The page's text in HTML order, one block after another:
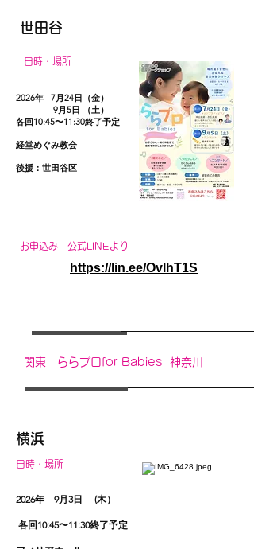
世田谷
日時・場所
2026年
7月24日（金）
9月5日 （土）
各回10:45〜11:30終了予定 ​
経堂めぐみ教会
​後援：世田谷区
お申込み 公式LINEより
https://lin.ee/OvlhT1S
関東 ららプロfor Babies 神奈川
横浜
日時・場所
​2026年 9月3日 (木）
各回10:45〜11:30終了予定 ​